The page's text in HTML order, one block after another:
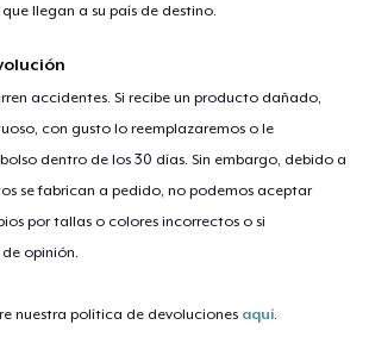
llegan a su país de destino.
accidentes. Si recibe un producto dañado,
con gusto lo reemplazaremos o le
dentro de los 30 días. Sin embargo, debido a
se fabrican a pedido, no podemos aceptar
por tallas o colores incorrectos o si
opinión.
nuestra política de devoluciones aquí.